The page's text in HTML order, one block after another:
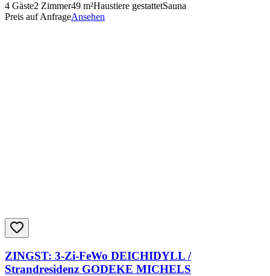
4 Gäste2 Zimmer49 m²Haustiere gestattetSauna
Preis auf AnfrageAnsehen
ZINGST: 3-Zi-FeWo DEICHIDYLL /
Strandresidenz GODEKE MICHELS